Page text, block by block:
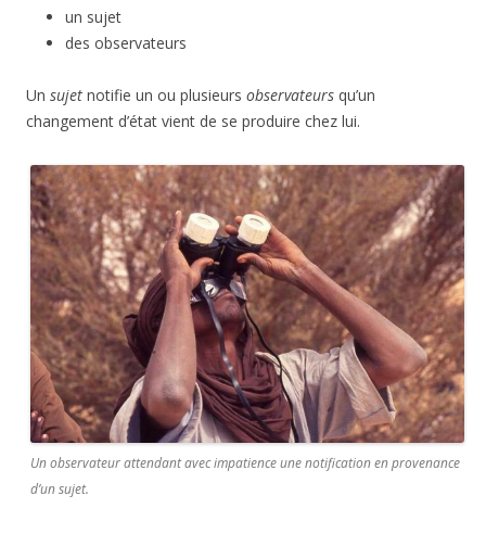
un sujet
des observateurs
Un sujet notifie un ou plusieurs observateurs qu’un
changement d’état vient de se produire chez lui.
Un observateur attendant avec impatience une notification en provenance
d’un sujet.